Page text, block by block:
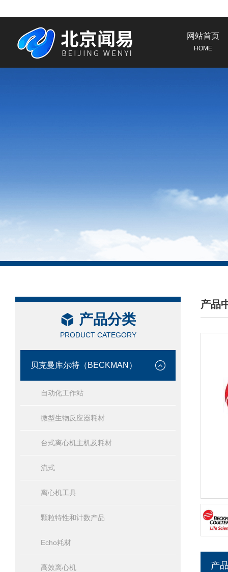
网站首页
HOME
产品分类
PRODUCT CATEGORY
贝克曼库尔特（BECKMAN）
自动化工作站
微型生物反应器耗材
台式离心机主机及耗材
流式
离心机工具
颗粒特性和计数产品
Echo耗材
高效离心机
产品
/
产